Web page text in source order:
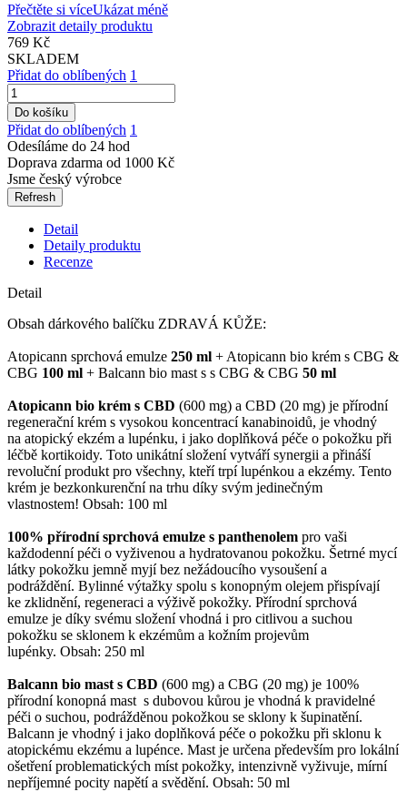
Přečtěte si víceUkázat méně
Zobrazit detaily produktu
769 Kč
SKLADEM
Přidat do oblíbených 1
Do košíku
Přidat do oblíbených 1
Odesíláme do 24 hod
Doprava zdarma od 1000 Kč
Jsme český výrobce
Detail
Detaily produktu
Recenze
Detail
Obsah dárkového balíčku ZDRAVÁ KŮŽE:
Atopicann sprchová emulze 250 ml + Atopicann bio krém s CBG &
CBG 100 ml + Balcann bio mast s s CBG & CBG 50 ml
Atopicann bio krém s CBD (600 mg) a CBD (20 mg) je přírodní
regenerační krém s vysokou koncentrací kanabinoidů, je vhodný
na atopický ekzém a lupénku, i jako doplňková péče o pokožku při
léčbě kortikoidy. Toto unikátní složení vytváří synergii a přináší
revoluční produkt pro všechny, kteří trpí lupénkou a ekzémy. Tento
krém je bezkonkurenční na trhu díky svým jedinečným
vlastnostem! Obsah: 100 ml
100% přírodní sprchová emulze s panthenolem pro vaši
každodenní péči o vyživenou a hydratovanou pokožku. Šetrné mycí
látky pokožku jemně myjí bez nežádoucího vysoušení a
podráždění. Bylinné výtažky spolu s konopným olejem přispívají
ke zklidnění, regeneraci a výživě pokožky. Přírodní sprchová
emulze je díky svému složení vhodná i pro citlivou a suchou
pokožku se sklonem k ekzémům a kožním projevům
lupénky. Obsah: 250 ml
Balcann bio mast s CBD (600 mg) a CBG (20 mg) je 100%
přírodní konopná mast s dubovou kůrou je vhodná k pravidelné
péči o suchou, podrážděnou pokožkou se sklony k šupinatění.
Balcann je vhodný i jako doplňková péče o pokožku při sklonu k
atopickému ekzému a lupénce. Mast je určena především pro lokální
ošetření problematických míst pokožky, intenzivně vyživuje, mírní
nepříjemné pocity napětí a svědění. Obsah: 50 ml